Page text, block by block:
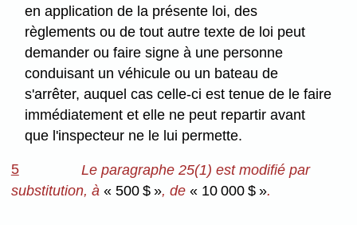
en application de la présente loi, des
règlements ou de tout autre texte de loi peut
demander ou faire signe à une personne
conduisant un véhicule ou un bateau de
s'arrêter, auquel cas celle-ci est tenue de le faire
immédiatement et elle ne peut repartir avant
que l'inspecteur ne le lui permette.
5
Le paragraphe 25(1) est modifié par
substitution, à « 500 $ », de « 10 000 $ ».